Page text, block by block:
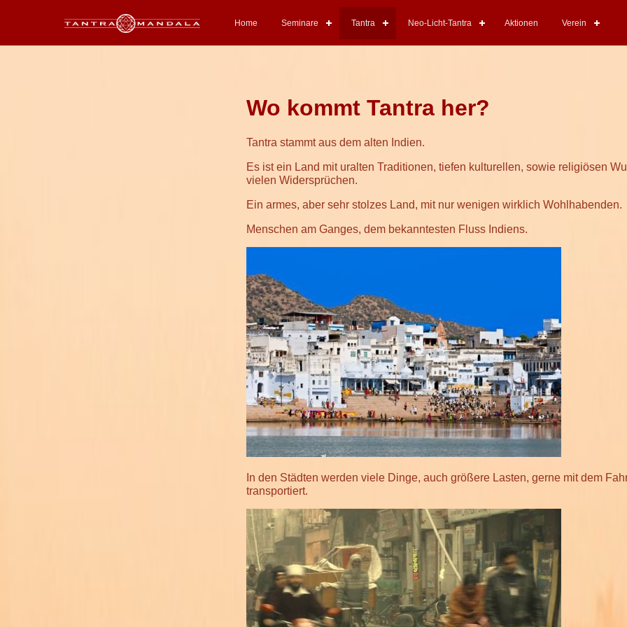
Home Seminare Tantra Neo-Licht-Tantra Aktionen Verein
Wo kommt Tantra her?
Tantra stammt aus dem alten Indien.
Es ist ein Land mit uralten Traditionen, tiefen kulturellen, sowie religiösen
vielen Widersprüchen.
Ein armes, aber sehr stolzes Land, mit nur wenigen wirklich Wohlhabenden.
Menschen am Ganges, dem bekanntesten Fluss Indiens.
In den Städten werden viele Dinge, auch größere Lasten, gerne mit dem
transportiert.